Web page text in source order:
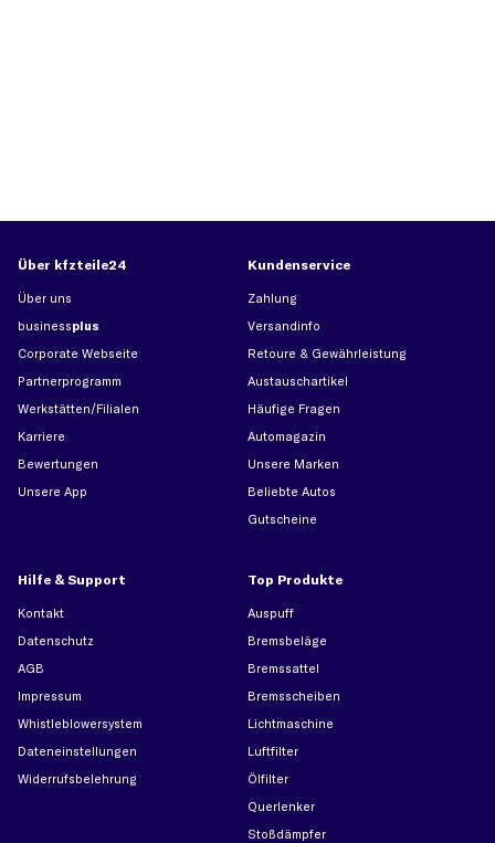
Über kfzteile24
Über uns
businessplus
Corporate Webseite
Partnerprogramm
Werkstätten/Filialen
Karriere
Bewertungen
Unsere App
Kundenservice
Zahlung
Versandinfo
Retoure & Gewährleistung
Austauschartikel
Häufige Fragen
Automagazin
Unsere Marken
Beliebte Autos
Gutscheine
Hilfe & Support
Kontakt
Datenschutz
AGB
Impressum
Whistleblowersystem
Dateneinstellungen
Widerrufsbelehrung
Top Produkte
Auspuff
Bremsbeläge
Bremssattel
Bremsscheiben
Lichtmaschine
Luftfilter
Ölfilter
Querlenker
Stoßdämpfer